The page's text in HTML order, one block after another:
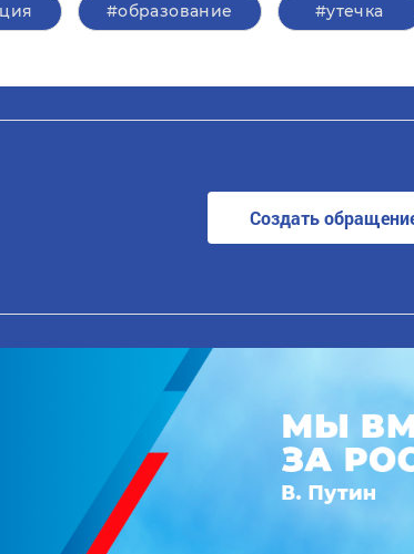
#образование #утечка
Создать